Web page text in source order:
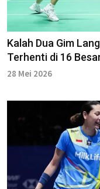
Kalah Dua Gim
Terhenti di 16
28 Mei 2026